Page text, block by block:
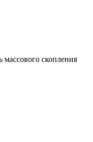
скопления